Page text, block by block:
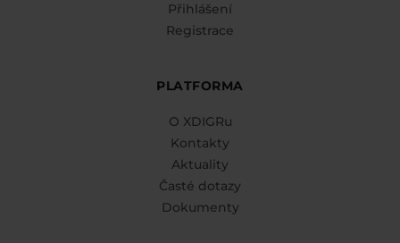
Přihlášení
Registrace
PLATFORMA
O XDIGRu
Kontakty
Aktuality
Časté dotazy
Dokumenty